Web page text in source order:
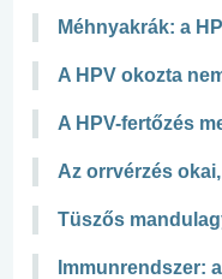
Méhnyakrák: a
A HPV okozta
A HPV-fertőzés
Az orrvérzés
Tüszős
Immunrendszer: